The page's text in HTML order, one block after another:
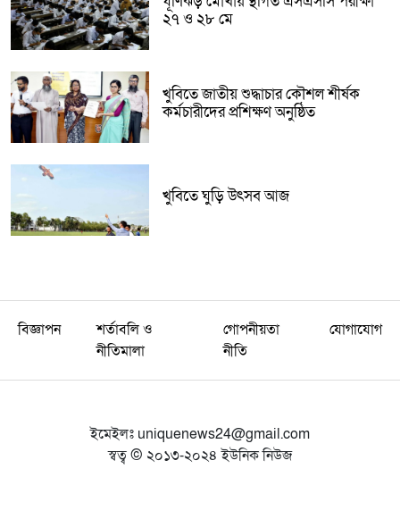
২৭ ও ২৮ মে
খুবিতে জাতীয় শুদ্ধাচার কৌশল শীর্ষক
কর্মচারীদের প্রশিক্ষণ অনুষ্ঠিত
খুবিতে ঘুড়ি উৎসব আজ
বিজ্ঞাপন
শর্তাবলি ও
নীতিমালা
গোপনীয়তা
নীতি
যোগাযোগ
ইমেইলঃ uniquenews24@gmail.com
স্বত্ব © ২০১৩-২০২৪ ইউনিক নিউজ